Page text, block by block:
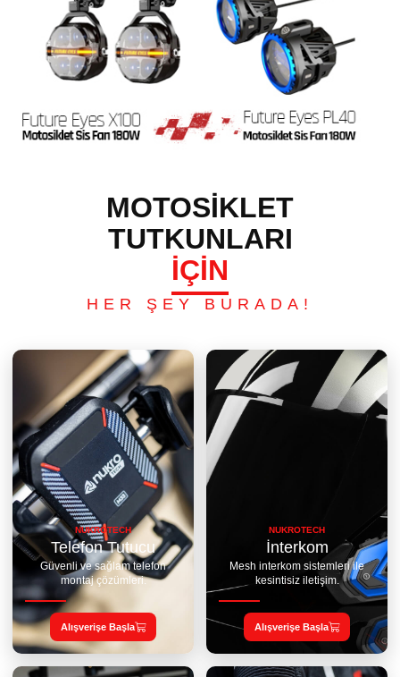
MOTOSİKLET
TUTKUNLARI
İÇİN
HER ŞEY BURADA!
NUKROTECH
Telefon Tutucu
Güvenli ve sağlam telefon
montaj çözümleri.
Alışverişe Başla
NUKROTECH
İnterkom
Mesh interkom sistemleri ile
kesintisiz iletişim.
Alışverişe Başla